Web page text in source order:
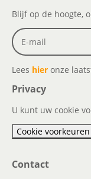
Blijf op de hoogte,
Lees hier onze
Privacy
U kunt uw cookie
Cookie
Contact